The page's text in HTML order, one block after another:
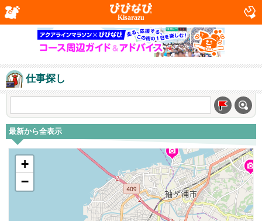
Kisarazu
仕事探し
最新から全表示
+
−